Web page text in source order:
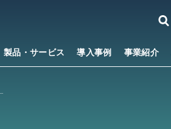
製品・サービス 導入事例 事業紹介
ACSLとACCESS、物流・インフラ点検・防災領域における高セキュリティ対応の産業用ドローンソフトウェアの開発・販売において業務提携することで基本合意